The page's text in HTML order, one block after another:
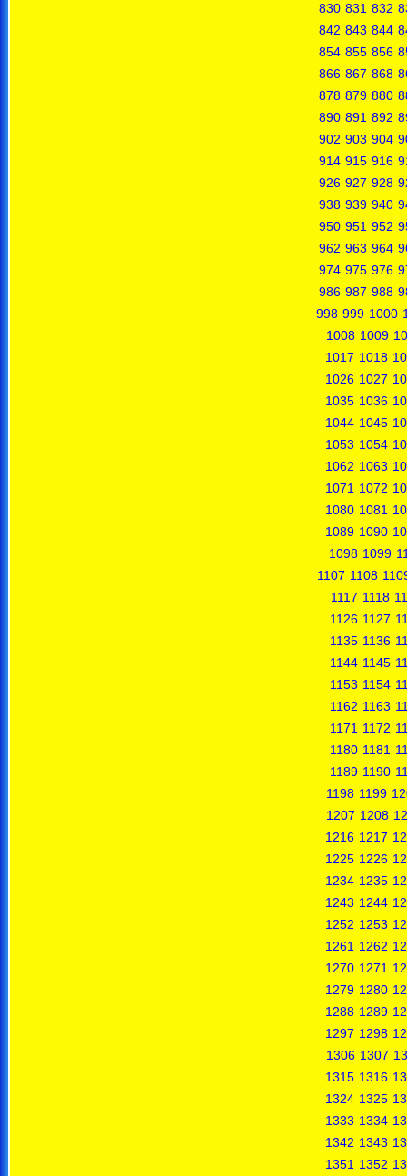
830 831 832
842 843 844
854 855 856
866 867 868
878 879 880
890 891 892
902 903 904
914 915 916
926 927 928
938 939 940
950 951 952
962 963 964
974 975 976
986 987 988
998 999 1000
1008 1009
1017 1018
1026 1027
1035 1036
1044 1045
1053 1054
1062 1063
1071 1072
1080 1081
1089 1090
1098 1099
1107 1108
1117 1118
1126 1127
1135 1136
1144 1145
1153 1154
1162 1163
1171 1172
1180 1181
1189 1190
1198 1199
1207 1208
1216 1217
1225 1226
1234 1235
1243 1244
1252 1253
1261 1262
1270 1271
1279 1280
1288 1289
1297 1298
1306 1307
1315 1316
1324 1325
1333 1334
1342 1343
1351 1352